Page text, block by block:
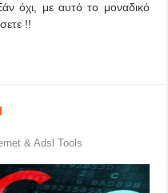
όχι, με αυτό το μοναδικό
!!
& Adsl Tools